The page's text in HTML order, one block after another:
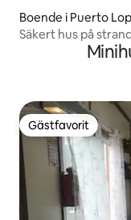
Boende i Puerto
Säkert hus på
Gästfavorit
Gästfavorit